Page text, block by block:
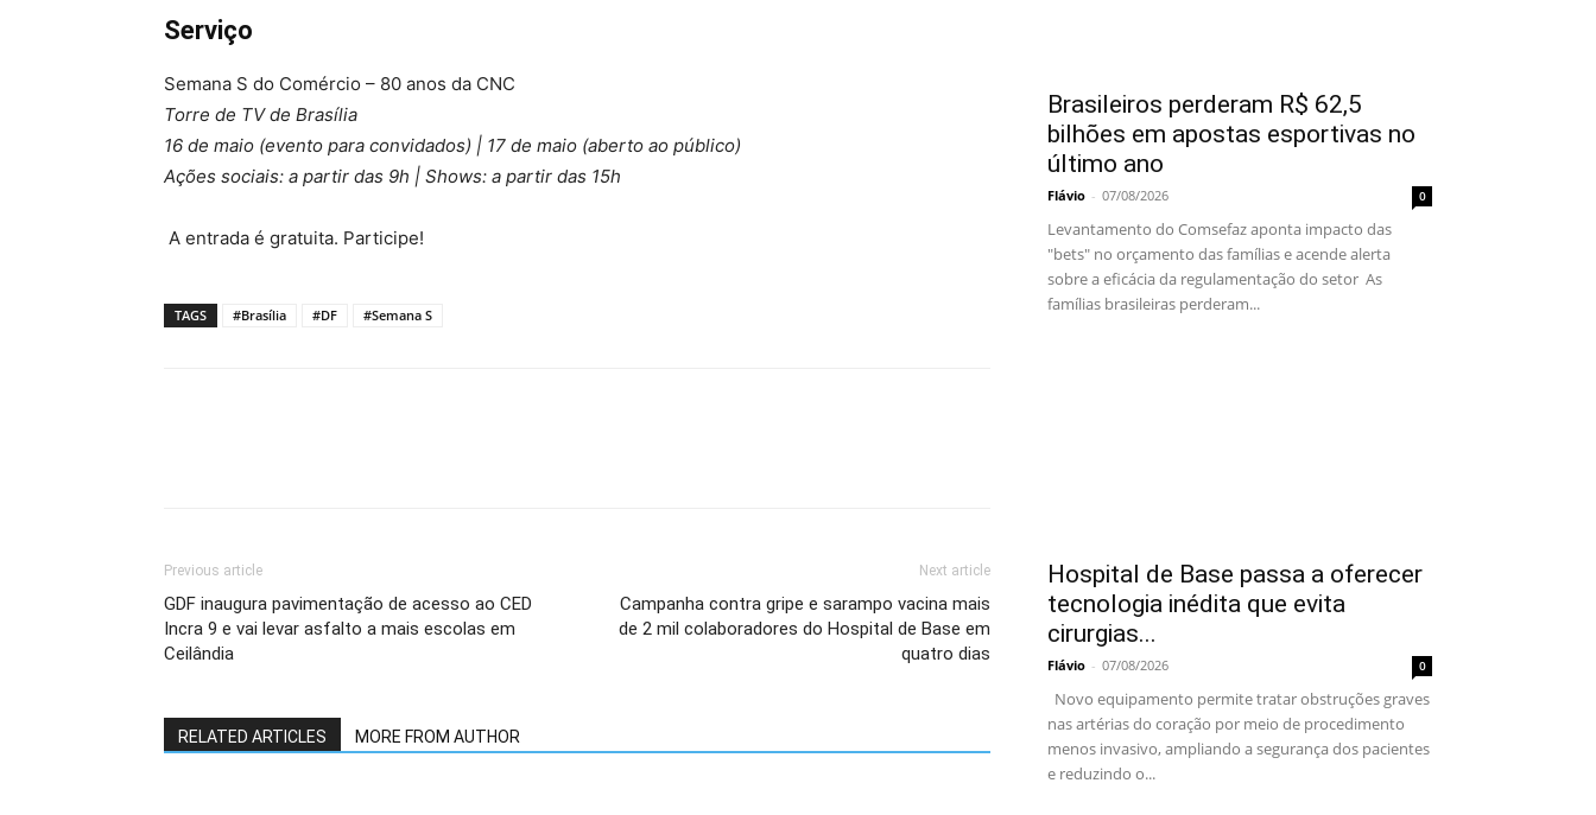
Serviço
Semana S do Comércio – 80 anos da CNC
Torre de TV de Brasília
16 de maio (evento para convidados) | 17 de maio (aberto ao público)
Ações sociais: a partir das 9h | Shows: a partir das 15h
A entrada é gratuita. Participe!
TAGS #Brasília #DF #Semana S
Previous article
GDF inaugura pavimentação de acesso ao CED
Incra 9 e vai levar asfalto a mais escolas em
Ceilândia
Next article
Campanha contra gripe e sarampo vacina mais
de 2 mil colaboradores do Hospital de Base em
quatro dias
RELATED ARTICLES MORE FROM AUTHOR
Brasileiros perderam R$ 62,5
bilhões em apostas esportivas no
último ano
Flávio - 07/08/2026 0
Levantamento do Comsefaz aponta impacto das
"bets" no orçamento das famílias e acende alerta
sobre a eficácia da regulamentação do setor As
famílias brasileiras perderam...
Hospital de Base passa a oferecer
tecnologia inédita que evita
cirurgias...
Flávio - 07/08/2026 0
Novo equipamento permite tratar obstruções graves
nas artérias do coração por meio de procedimento
menos invasivo, ampliando a segurança dos pacientes
e reduzindo o...